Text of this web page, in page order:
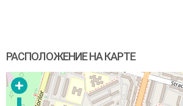
РАСПОЛОЖЕНИЕ НА КАРТЕ